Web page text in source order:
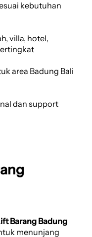
kebutuhan
villa, hotel,
area Badung Bali
dan support
Barang Badung
menunjang